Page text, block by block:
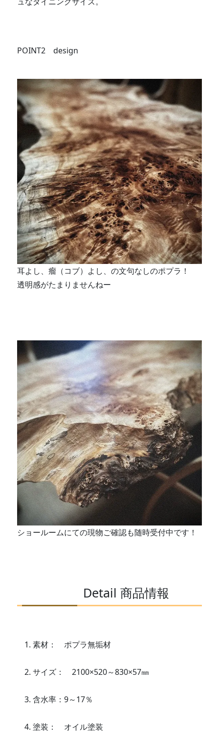
POINT2 design
耳よし、瘤（コブ）よし、の文句なしのポプラ！
透明感がたまりませんねー
ショールームにての現物ご確認も随時受付中です！
Detail 商品情報
素材： ポプラ無垢材
サイズ： 2100×520～830×57㎜
含水率：9～17％
塗装： オイル塗装